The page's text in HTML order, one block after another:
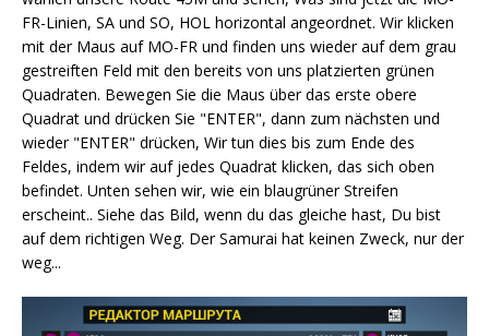
FR-Linien, SA und SO, HOL horizontal angeordnet. Wir klicken
mit der Maus auf MO-FR und finden uns wieder auf dem grau
gestreiften Feld mit den bereits von uns platzierten grünen
Quadraten. Bewegen Sie die Maus über das erste obere
Quadrat und drücken Sie "ENTER", dann zum nächsten und
wieder "ENTER" drücken, Wir tun dies bis zum Ende des
Feldes, indem wir auf jedes Quadrat klicken, das sich oben
befindet. Unten sehen wir, wie ein blaugrüner Streifen
erscheint.. Siehe das Bild, wenn du das gleiche hast, Du bist
auf dem richtigen Weg. Der Samurai hat keinen Zweck, nur der
weg...